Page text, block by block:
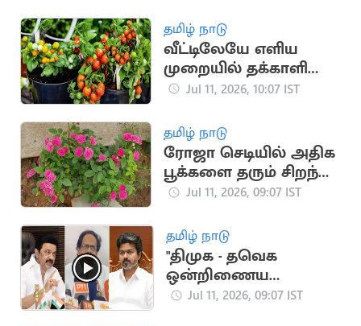
தமிழ் நாடு
வீட்டிலேயே எளிய
முறையில் தக்காளி
வளர்ப்பது எப்படி?
Jul 11, 2026, 10:07 IST
தமிழ் நாடு
ரோஜா செடியில் அதிக
பூக்களை தரும் சிறந்த
இயற்கை உரங்கள்
Jul 11, 2026, 09:07 IST
தமிழ் நாடு
"திமுக - தவெக
ஒன்றிணைய
வேண்டும்".. சிபிஐ
Jul 11, 2026, 09:07 IST